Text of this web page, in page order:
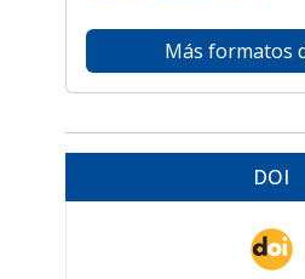
Más formatos
DOI